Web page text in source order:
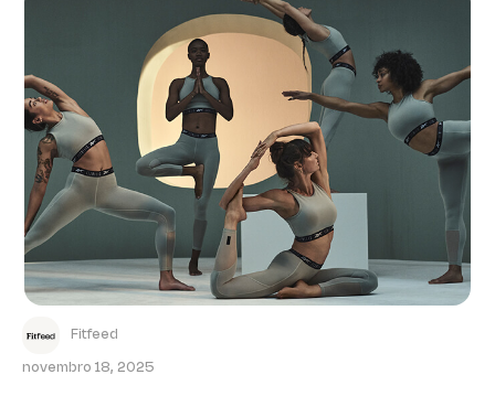
Fitfeed
novembro 18, 2025